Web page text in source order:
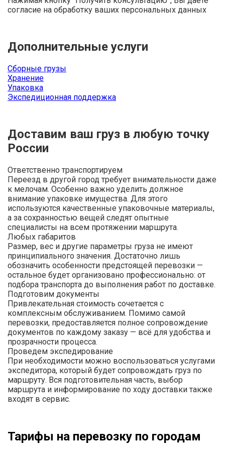
согласие на обработку ваших персональных данных
Дополнительные услуги
Сборные грузы
Хранение
Упаковка
Экспедиционная поддержка
Доставим ваш груз в любую точку
России
Ответственно транспортируем
Переезд в другой город требует внимательности даже
к мелочам. Особенно важно уделить должное
внимание упаковке имущества. Для этого
используются качественные упаковочные материалы,
а за сохранностью вещей следят опытные
специалисты на всем протяжении маршрута.
Любых габаритов
Размер, вес и другие параметры груза не имеют
принципиального значения. Достаточно лишь
обозначить особенности предстоящей перевозки —
остальное будет организовано профессионально: от
подбора транспорта до выполнения работ по доставке.
Подготовим документы
Привлекательная стоимость сочетается с
комплексным обслуживанием. Помимо самой
перевозки, предоставляется полное сопровождение
документов по каждому заказу — всё для удобства и
прозрачности процесса.
Проведем экспедирование
При необходимости можно воспользоваться услугами
экспедитора, который будет сопровождать груз по
маршруту. Вся подготовительная часть, выбор
маршрута и информирование по ходу доставки также
входят в сервис.
Тарифы на перевозку по городам